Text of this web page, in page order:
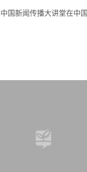
国新闻传播大讲堂在中